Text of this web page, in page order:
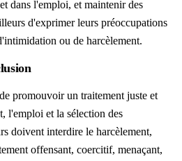
dans l'emploi, et maintenir des
d'exprimer leurs préoccupations
ou de harcèlement.
promouvoir un traitement juste et
l'emploi et la sélection des
doivent interdire le harcèlement,
offensant, coercitif, menaçant,